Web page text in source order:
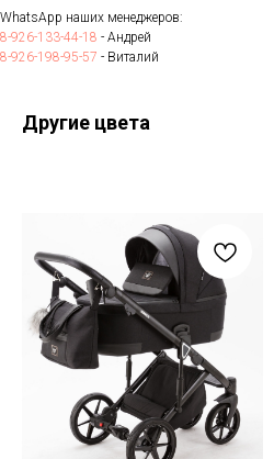
WhatsApp наших менеджеров:
8-926-133-44-18 - Андрей
8-926-198-95-57 - Виталий
Другие цвета